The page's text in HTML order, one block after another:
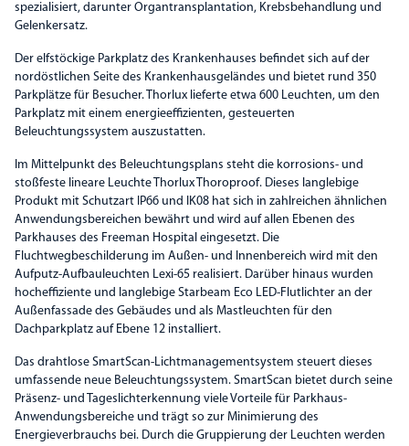
spezialisiert, darunter Organtransplantation, Krebsbehandlung und
Gelenkersatz.
Der elfstöckige Parkplatz des Krankenhauses befindet sich auf der
nordöstlichen Seite des Krankenhausgeländes und bietet rund 350
Parkplätze für Besucher. Thorlux lieferte etwa 600 Leuchten, um den
Parkplatz mit einem energieeffizienten, gesteuerten
Beleuchtungssystem auszustatten.
Im Mittelpunkt des Beleuchtungsplans steht die korrosions- und
stoßfeste lineare Leuchte Thorlux Thoroproof. Dieses langlebige
Produkt mit Schutzart IP66 und IK08 hat sich in zahlreichen ähnlichen
Anwendungsbereichen bewährt und wird auf allen Ebenen des
Parkhauses des Freeman Hospital eingesetzt. Die
Fluchtwegbeschilderung im Außen- und Innenbereich wird mit den
Aufputz-Aufbauleuchten Lexi-65 realisiert. Darüber hinaus wurden
hocheffiziente und langlebige Starbeam Eco LED-Flutlichter an der
Außenfassade des Gebäudes und als Mastleuchten für den
Dachparkplatz auf Ebene 12 installiert.
Das drahtlose SmartScan-Lichtmanagementsystem steuert dieses
umfassende neue Beleuchtungssystem. SmartScan bietet durch seine
Präsenz- und Tageslichterkennung viele Vorteile für Parkhaus-
Anwendungsbereiche und trägt so zur Minimierung des
Energieverbrauchs bei. Durch die Gruppierung der Leuchten werden